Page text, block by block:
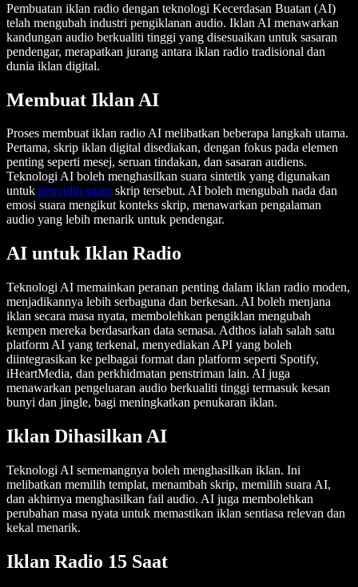
Pembuatan iklan radio dengan teknologi Kecerdasan Buatan (AI)
telah mengubah industri pengiklanan audio. Iklan AI menawarkan
kandungan audio berkualiti tinggi yang disesuaikan untuk sasaran
pendengar, merapatkan jurang antara iklan radio tradisional dan
dunia iklan digital.
Membuat Iklan AI
Proses membuat iklan radio AI melibatkan beberapa langkah utama.
Pertama, skrip iklan digital disediakan, dengan fokus pada elemen
penting seperti mesej, seruan tindakan, dan sasaran audiens.
Teknologi AI boleh menghasilkan suara sintetik yang digunakan
untuk penyulih suara skrip tersebut. AI boleh mengubah nada dan
emosi suara mengikut konteks skrip, menawarkan pengalaman
audio yang lebih menarik untuk pendengar.
AI untuk Iklan Radio
Teknologi AI memainkan peranan penting dalam iklan radio moden,
menjadikannya lebih serbaguna dan berkesan. AI boleh menjana
iklan secara masa nyata, membolehkan pengiklan mengubah
kempen mereka berdasarkan data semasa. Adthos ialah salah satu
platform AI yang terkenal, menyediakan API yang boleh
diintegrasikan ke pelbagai format dan platform seperti Spotify,
iHeartMedia, dan perkhidmatan penstriman lain. AI juga
menawarkan pengeluaran audio berkualiti tinggi termasuk kesan
bunyi dan jingle, bagi meningkatkan penukaran iklan.
Iklan Dihasilkan AI
Teknologi AI sememangnya boleh menghasilkan iklan. Ini
melibatkan memilih templat, menambah skrip, memilih suara AI,
dan akhirnya menghasilkan fail audio. AI juga membolehkan
perubahan masa nyata untuk memastikan iklan sentiasa relevan dan
kekal menarik.
Iklan Radio 15 Saat